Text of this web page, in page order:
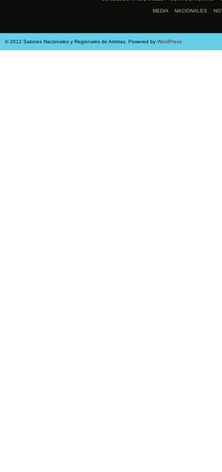
MEDIA NACIONALES
© 2012 Salones Nacionales y Regionales de Artistas. Powered by WordPress